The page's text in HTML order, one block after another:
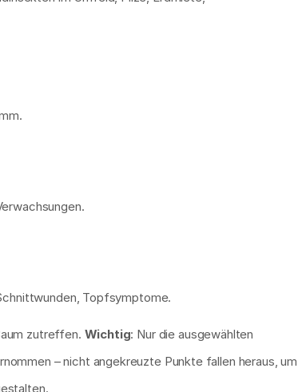
Topfsymptome.
zutreffen. Wichtig: Nur die ausgewählten
– nicht angekreuzte Punkte fallen heraus, um